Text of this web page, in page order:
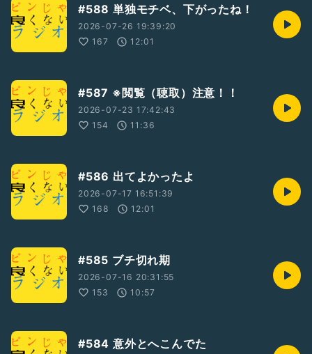
#588 単独モチベ、下がったね！
2026-07-26 19:39:20
167
12:01
#587 ※閲覧（聴取）注意！！
2026-07-23 17:42:43
154
11:36
#586 出てよかったよ
2026-07-17 16:51:39
168
12:01
#585 ブチ切れ期
2026-07-16 20:31:55
153
10:57
#584 意外とへこんでた